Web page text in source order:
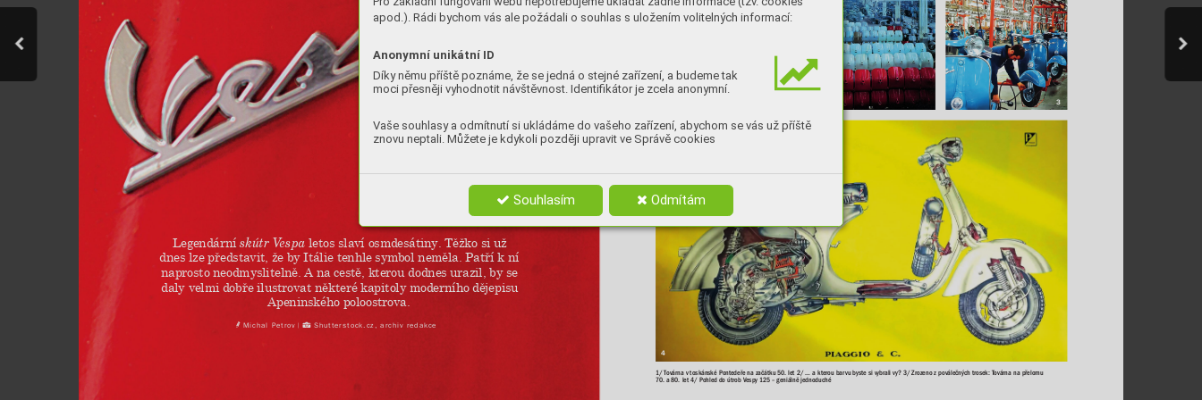
apod.). Rádi bychom vás ale požádali o souhlas s uložením volitelných informací:
Anonymní unikátní ID
Díky němu příště poznáme, že se jedná o stejné zařízení, a budeme tak
moci přesněji vyhodnotit návštěvnost. Identifikátor je zcela anonymní.
Vaše souhlasy a odmítnutí si ukládáme do vašeho zařízení, abychom se vás už příště
znovu neptali. Můžete je kdykoli později upravit ve Správě cookies
Souhlasím Odmítám
Legendární skútr Vespa letos slaví osmdesátiny. Těžko si už
dnes lze představit, že by Itálie tenhle symbol neměla. Patří k ní
naprosto neodmyslitelně. A na cestě, kterou dodnes urazil, by se
daly velmi dobře ilustrovat některé kapitoly moderního dějepisu
Apeninského poloostrova.
Michal Petrov Shutterstock.cz, archiv redakce
1/ Továrna vtoskánské Pontedeře na začátku 50. let 2/ … a kterou barvu byste si vybrali vy? 3/ Zrozeno z poválečných trosek: Továrna na přelomu
70. a80. let 4/ Pohled do útrob Vespy 125– geniálně jednoduché
4
3